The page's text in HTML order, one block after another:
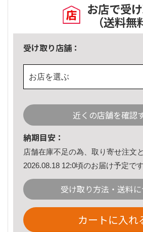
お店で受
（送料無
受け取り店舗：
お店を選ぶ
近くの店舗を確認
納期目安：
店舗在庫不足の為、取り寄せ注文
2026.08.18 12:0頃のお届け予定です
受け取り方法・送料
カートに入れ